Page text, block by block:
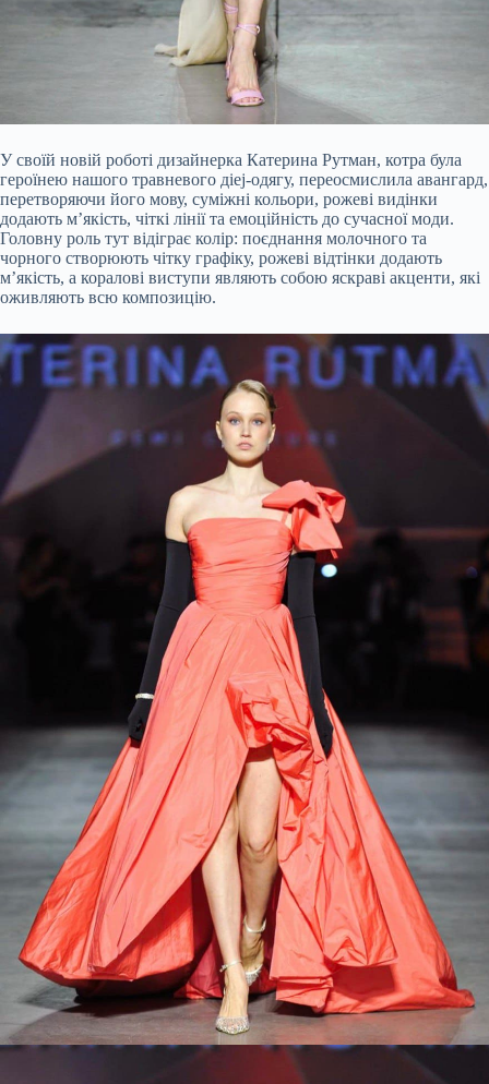
У своїй новій роботі дизайнерка Катерина Рутман, котра була
героїнею нашого травневого діej-одягу, переосмислила авангард,
перетворяючи його мову, суміжні кольори, рожеві видінки
додають м’якість, чіткі лінії та емоційність до сучасної моди.
Головну роль тут відіграє колір: поєднання молочного та
чорного створюють чітку графіку, рожеві відтінки додають
м’якість, а коралові виступи являють собою яскраві акценти, які
оживляють всю композицію.